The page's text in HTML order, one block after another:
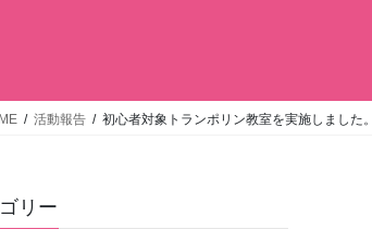
活動報告 初心者対象トランポリン教室を実施しました。
リー